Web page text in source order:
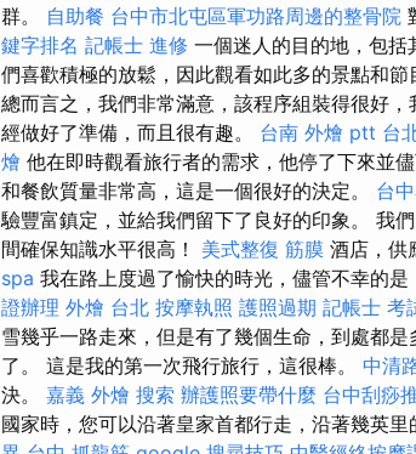
群。 自助餐 台中市北屯區軍功路周邊的整骨院
鍵字排名 記帳士 進修 一個迷人的目的地，包
們喜歡積極的放鬆，因此觀看如此多的景點和
總而言之，我們非常滿意，該程序組裝得很好，
經做好了準備，而且很有趣。 台南 外燴 ptt 台
燴 他在即時觀看旅行者的需求，他停了下來並
和餐飲質量非常高，這是一個很好的決定。 台
驗豐富鎮定，並給我們留下了良好的印象。 我
間確保知識水平很高！ 美式整復 筋膜 酒店，供
spa 我在路上度過了愉快的時光，儘管不幸的
證辦理 外燴 台北 按摩執照 護照過期 記帳士 考
雪幾乎一路走來，但是有了幾個生命，到處都是
了。 這是我的第一次飛行旅行，這很棒。 中清
決。 嘉義 外燴 搜索 辦護照要帶什麼 台中刮痧
國家時，您可以沿著皇家首都行走，沿著幾英